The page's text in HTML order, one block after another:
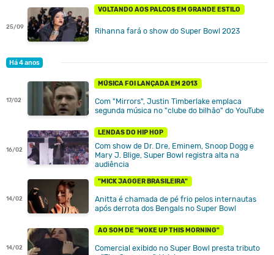
25/09
VOLTANDO AOS PALCOS EM GRANDE ESTILO
Rihanna fará o show do Super Bowl 2023
Há 4 anos
17/02
MÚSICA FOI LANÇADA EM 2013
Com "Mirrors", Justin Timberlake emplaca
segunda música no "clube do bilhão" do YouTube
16/02
LENDAS DO HIP HOP
Com show de Dr. Dre, Eminem, Snoop Dogg e
Mary J. Blige, Super Bowl registra alta na
audiência
14/02
"MICK JAGGER BRASILEIRA"
Anitta é chamada de pé frio pelos internautas
após derrota dos Bengals no Super Bowl
14/02
AO SOM DE "WOKE UP THIS MORNING"
Comercial exibido no Super Bowl presta tributo